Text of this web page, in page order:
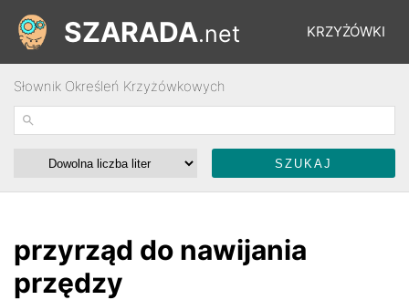
KRZYŻÓWKI
ŁAMIGŁÓWKI
SZARADA.net
Słownik Określeń Krzyżówkowych
przyrząd do nawijania
przędzy